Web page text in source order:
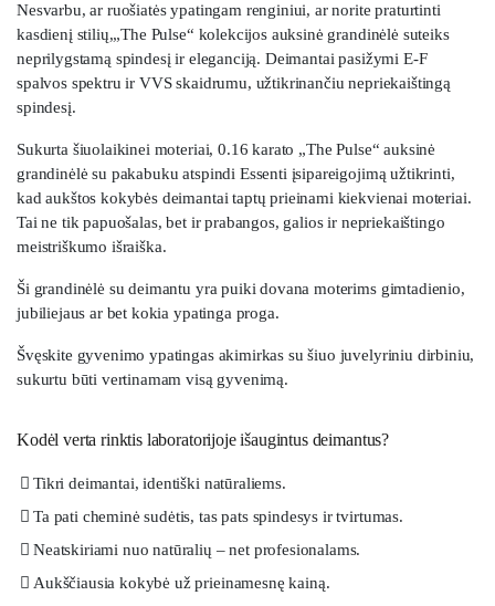
Nesvarbu, ar ruošiatės ypatingam renginiui, ar norite praturtinti
kasdienį stilių,„The Pulse“ kolekcijos auksinė grandinėlė suteiks
neprilygstamą spindesį ir eleganciją. Deimantai pasižymi E-F
spalvos spektru ir VVS skaidrumu, užtikrinančiu nepriekaištingą
spindesį.
Sukurta šiuolaikinei moteriai, 0.16 karato „The Pulse“ auksinė
grandinėlė su pakabuku atspindi Essenti įsipareigojimą užtikrinti,
kad aukštos kokybės deimantai taptų prieinami kiekvienai moteriai.
Tai ne tik papuošalas, bet ir prabangos, galios ir nepriekaištingo
meistriškumo išraiška.
Ši grandinėlė su deimantu yra puiki dovana moterims gimtadienio,
jubiliejaus ar bet kokia ypatinga proga.
Švęskite gyvenimo ypatingas akimirkas su šiuo juvelyriniu dirbiniu,
sukurtu būti vertinamam visą gyvenimą.
Kodėl verta rinktis laboratorijoje išaugintus deimantus?
Tikri deimantai, identiški natūraliems.
Ta pati cheminė sudėtis, tas pats spindesys ir tvirtumas.
Neatskiriami nuo natūralių – net profesionalams.
Aukščiausia kokybė už prieinamesnę kainą.